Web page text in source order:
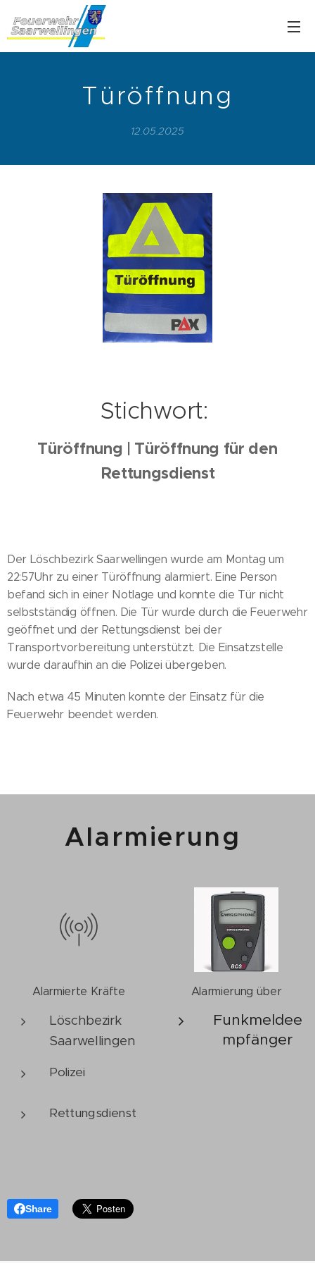
Türöffnung
12.05.2025
Stichwort:
Türöffnung | Türöffnung für den
Rettungsdienst
Der Löschbezirk Saarwellingen wurde am Montag um
22:57Uhr zu einer Türöffnung alarmiert. Eine Person
befand sich in einer Notlage und konnte die Tür nicht
selbstständig öffnen. Die Tür wurde durch die Feuerwehr
geöffnet und der Rettungsdienst bei der
Transportvorbereitung unterstützt. Die Einsatzstelle
wurde daraufhin an die Polizei übergeben.
Nach etwa 45 Minuten konnte der Einsatz für die
Feuerwehr beendet werden.
Alarmierung
Alarmierte Kräfte
Löschbezirk
Saarwellingen
Polizei
Rettungsdienst
Alarmierung über
Funkmeldee
mpfänger
Share